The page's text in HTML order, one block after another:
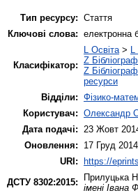
Тип ресурсу: Стаття
Ключові слова: електронна
Класифікатор:
L Освіта > L
Z
Z
ресурси
Відділи: Фізико-
Користувач: Олександр
Дата подачі:
23 Жовт
Оновлення:
17 Груд
URI: https://
ДСТУ 8302:2015:
Прилуцька
імені Івана